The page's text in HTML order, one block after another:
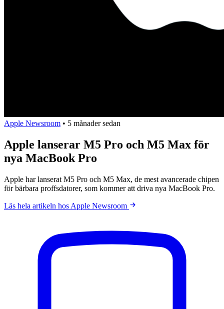
Apple Newsroom • 5 månader sedan
Apple lanserar M5 Pro och M5 Max för
nya MacBook Pro
Apple har lanserat M5 Pro och M5 Max, de mest avancerade chipen
för bärbara proffsdatorer, som kommer att driva nya MacBook Pro.
Läs hela artikeln hos Apple Newsroom